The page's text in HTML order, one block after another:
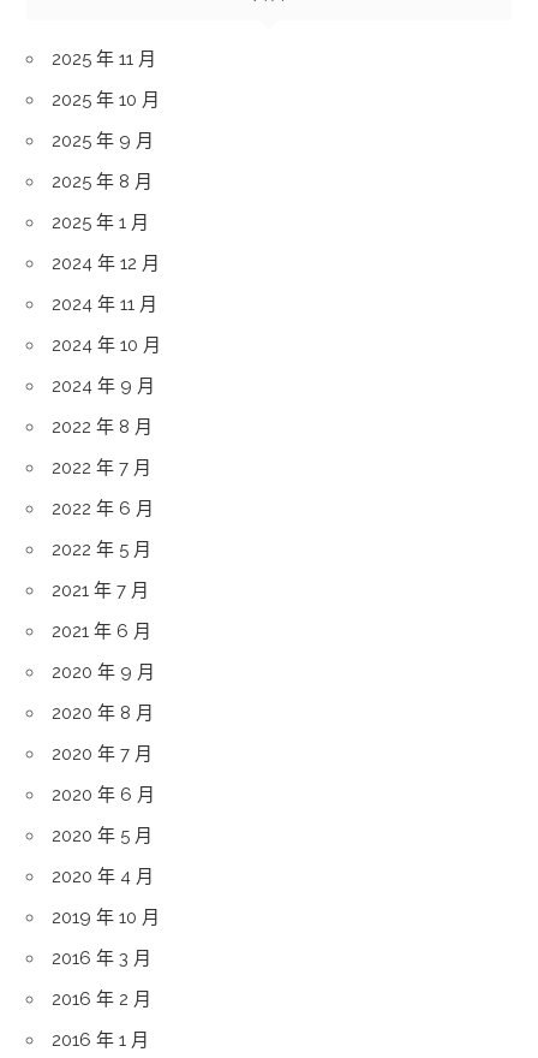
2025 年 11 月
2025 年 10 月
2025 年 9 月
2025 年 8 月
2025 年 1 月
2024 年 12 月
2024 年 11 月
2024 年 10 月
2024 年 9 月
2022 年 8 月
2022 年 7 月
2022 年 6 月
2022 年 5 月
2021 年 7 月
2021 年 6 月
2020 年 9 月
2020 年 8 月
2020 年 7 月
2020 年 6 月
2020 年 5 月
2020 年 4 月
2019 年 10 月
2016 年 3 月
2016 年 2 月
2016 年 1 月